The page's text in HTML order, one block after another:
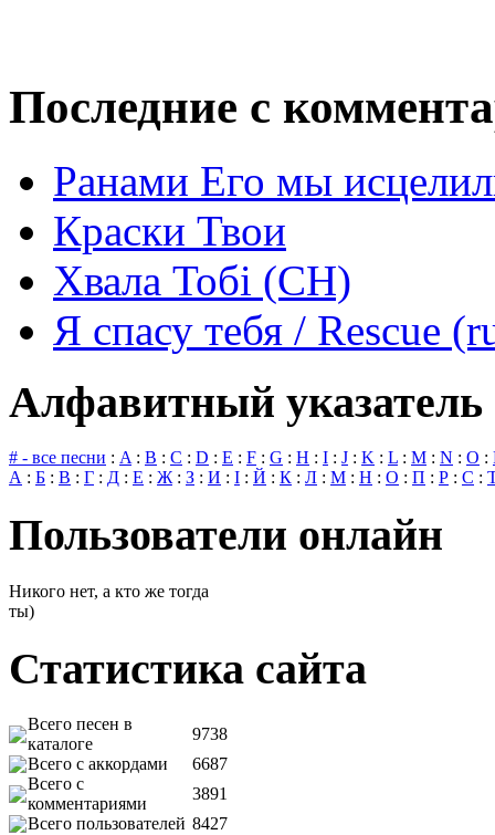
Последние с
Ранами Его мы
Краски Твои
Хвала Тобі (СН)
Я спасу тебя / Rescue
Алфавитный указатель
# - все песни : A : B : C : D : E : F : G : H : I : J : K : L : M : N : O :
А : Б : В : Г : Д : Е : Ж : З : И : І : Й : К : Л : М : Н : О : П : Р : С :
Пользователи онлайн
Никого нет, а кто же тогда
ты)
Статистика сайта
Всего песен в
каталоге
9738
Всего с аккордами
6687
Всего с
комментариями
3891
Всего пользователей 8427